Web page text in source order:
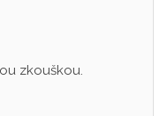
zkouškou.